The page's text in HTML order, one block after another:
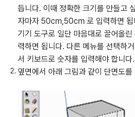
듭니다. 이때 정확한 크기를 만들고
자마자 50cm,50cm 로 입력하면 됩
기기 도구로 일단 마음대로 끌어올
력하면 됩니다. 다른 메뉴를 선택하
서 키보드로 숫자를 입력해야 합니다.
옆면에서 아래 그림과 같이 단면도를